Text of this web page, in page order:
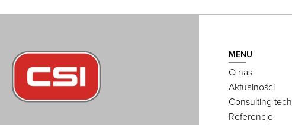
MENU
O nas
Aktualności
Consulting
Referencje